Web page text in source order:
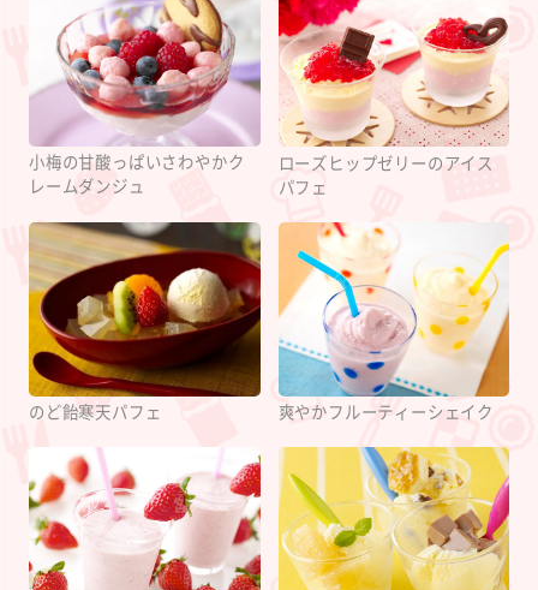
小梅の甘酸っぱいさわやかク
レームダンジュ
ローズヒップゼリーのアイス
パフェ
のど飴寒天パフェ 爽やかフルーティーシェイク